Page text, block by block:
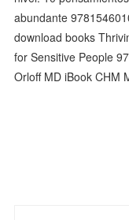
abundante
download books
for Sensitive People
Orloff MD iBook CHM